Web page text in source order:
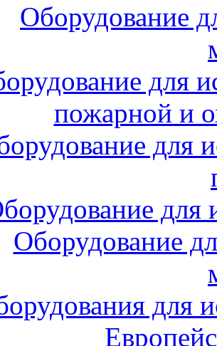
Оборудование
для
пожарной и
для
для
Оборудование
для